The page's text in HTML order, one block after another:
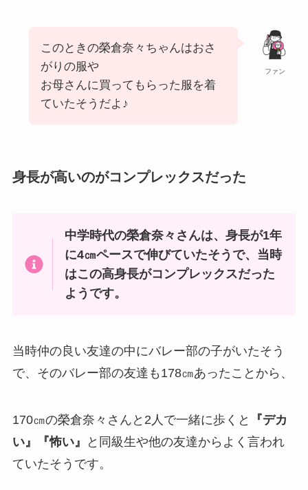
ファン
このときの榮倉奈々ちゃんはおさ
がりの服や
お母さんに買ってもらった服を着
ていたそうだよ♪
身長が高いのがコンプレックスだった
中学時代の榮倉奈々さんは、身長が1年
に4㎝ペースで伸びていたそうで、当時
はこの高身長がコンプレックスだった
ようです。
当時仲の良い友達の中にバレー部の子がいたそう
で、そのバレー部の友達も178㎝あったことから、
170㎝の榮倉奈々さんと2人で一緒に歩くと
『デカ
い』『怖い』
と同級生や他の友達からよく言われ
ていたそうです。